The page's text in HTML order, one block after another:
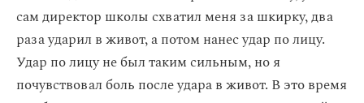
сам директор школы схватил меня за шкирку, два
раза ударил в живот, а потом нанес удар по лицу.
Удар по лицу не был таким сильным, но я
почувствовал боль после удара в живот. В это время